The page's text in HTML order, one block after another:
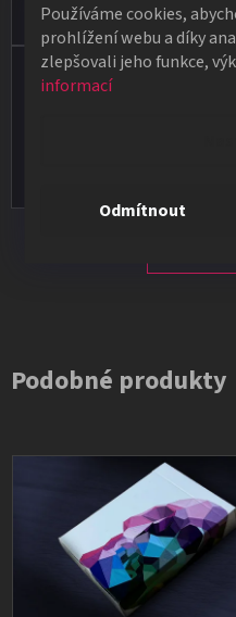
Používáme cookies,
prohlížení webu a díky
zlepšovali jeho funkce,
informací
Odmítnout
naprostá spokojenost.
Vladimír Jirsák
Podobné produkty